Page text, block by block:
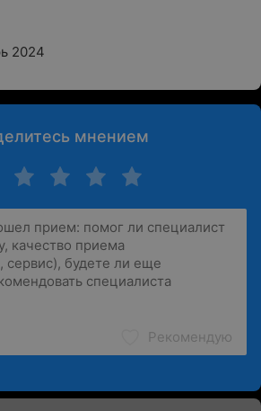
2024
мнением
Рекомендую